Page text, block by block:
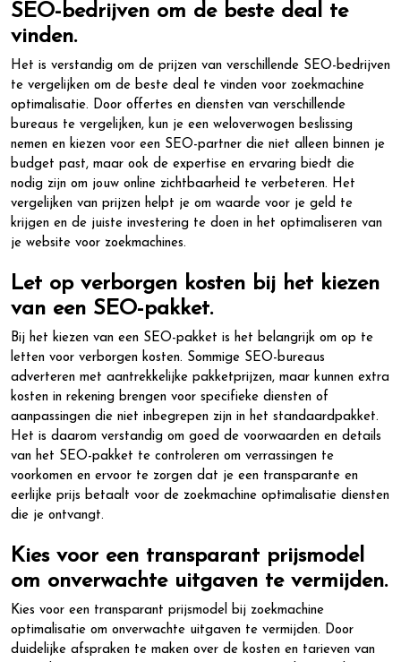
SEO-bedrijven om de beste deal te
vinden.
Het is verstandig om de prijzen van verschillende SEO-bedrijven
te vergelijken om de beste deal te vinden voor zoekmachine
optimalisatie. Door offertes en diensten van verschillende
bureaus te vergelijken, kun je een weloverwogen beslissing
nemen en kiezen voor een SEO-partner die niet alleen binnen je
budget past, maar ook de expertise en ervaring biedt die
nodig zijn om jouw online zichtbaarheid te verbeteren. Het
vergelijken van prijzen helpt je om waarde voor je geld te
krijgen en de juiste investering te doen in het optimaliseren van
je website voor zoekmachines.
Let op verborgen kosten bij het kiezen
van een SEO-pakket.
Bij het kiezen van een SEO-pakket is het belangrijk om op te
letten voor verborgen kosten. Sommige SEO-bureaus
adverteren met aantrekkelijke pakketprijzen, maar kunnen extra
kosten in rekening brengen voor specifieke diensten of
aanpassingen die niet inbegrepen zijn in het standaardpakket.
Het is daarom verstandig om goed de voorwaarden en details
van het SEO-pakket te controleren om verrassingen te
voorkomen en ervoor te zorgen dat je een transparante en
eerlijke prijs betaalt voor de zoekmachine optimalisatie diensten
die je ontvangt.
Kies voor een transparant prijsmodel
om onverwachte uitgaven te vermijden.
Kies voor een transparant prijsmodel bij zoekmachine
optimalisatie om onverwachte uitgaven te vermijden. Door
duidelijke afspraken te maken over de kosten en tarieven van